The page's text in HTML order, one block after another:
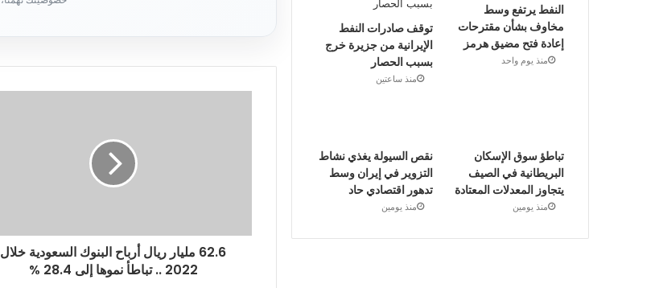
ا
62.6 مليار ريال أرباح البنوك السعودية خلال
2022 .. تباطأ نموها إلى 28.4 %
توقف صادرات النفط
الإيرانية من جزيرة خرج
بسبب الحصار
منذ ساعتين
النفط يرتفع وسط
مخاوف بشأن مقترحات
إعادة فتح مضيق هرمز
منذ يوم واحد
نقص السيولة يغذي نشاط
التزوير في إيران وسط
تدهور اقتصادي حاد
منذ يومين
تباطؤ سوق الإسكان
البريطانية في الصيف
يتجاوز المعدلات المعتادة
منذ يومين